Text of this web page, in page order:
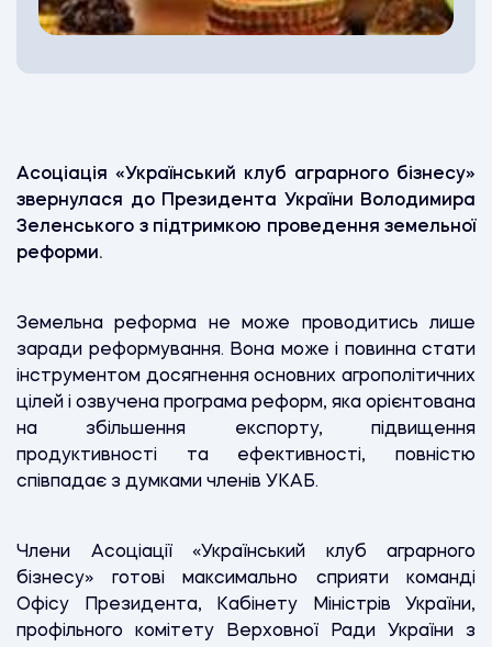
Асоціація «Український клуб аграрного бізнесу»
звернулася до Президента України Володимира
Зеленського з підтримкою проведення земельної
реформи.
Земельна реформа не може проводитись лише
заради реформування. Вона може і повинна стати
інструментом досягнення основних агрополітичних
цілей і озвучена програма реформ, яка орієнтована
на збільшення експорту, підвищення
продуктивності та ефективності, повністю
співпадає з думками членів УКАБ.
Члени Асоціації «Український клуб аграрного
бізнесу» готові максимально сприяти команді
Офісу Президента, Кабінету Міністрів України,
профільного комітету Верховної Ради України з